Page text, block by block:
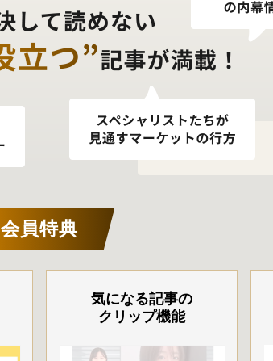
会員特典
気になる記事の
クリップ機能